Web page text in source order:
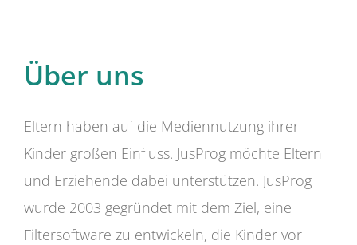
Über uns
Eltern haben auf die Mediennutzung ihrer
Kinder großen Einfluss. JusProg möchte Eltern
und Erziehende dabei unterstützen. JusProg
wurde 2003 gegründet mit dem Ziel, eine
Filtersoftware zu entwickeln, die Kinder vor